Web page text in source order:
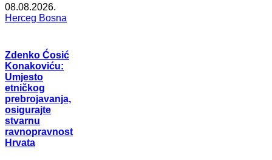
08.08.2026.
Herceg Bosna
Zdenko Ćosić
Konakoviću:
Umjesto
etničkog
prebrojavanja,
osigurajte
stvarnu
ravnopravnost
Hrvata